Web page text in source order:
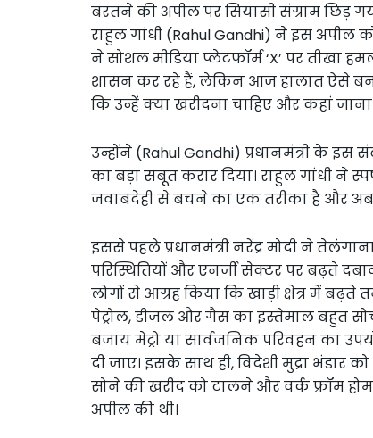
बरतने की अपील पर सियासी संग्राम छिड़
राहुल गांधी (Rahul Gandhi) ने इस अपील
ने सोशल मीडिया प्लेटफॉर्म ‘X’ पर तीखा
शासन कर रहे हैं, लेकिन आज हालात ऐसे
कि उन्हें क्या खरीदना चाहिए और कहां जाना
उन्होंने (Rahul Gandhi) प्रधानमंत्री के
का बड़ा सबूत करार दिया। राहुल गांधी ने
जवाबदेही से बचने का एक तरीका है और
इससे पहले प्रधानमंत्री नरेंद्र मोदी ने
परिस्थितियों और एनर्जी सेक्टर पर बढ़ते
लोगों से आग्रह किया कि खाड़ी क्षेत्र में
पेट्रोल, डीजल और गैस का इस्तेमाल बहुत
बजाय मेट्रो या सार्वजनिक परिवहन का
दी जाए। इसके साथ ही, विदेशी मुद्रा
सोने की खरीद को टालने और वर्क फ्रॉम
अपील की थी।